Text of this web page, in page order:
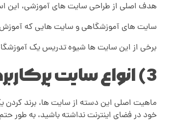
ر
د
هدف اصلی از طراحی سایت های آموزشی، این
سایت های آموزشگاهی و سایت هایی که آموزش
برخی از این سایت ها شیوه تدریس یک
3) انواع سایت پرکاربرد کسب و کار
ماهیت اصلی این دسته از سایت ها، برند کردن
خود در فضای اینترنت نداشته باشید، به طور